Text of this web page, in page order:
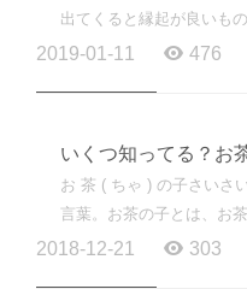
出てくると縁起が良いも
) の 計 ( けい ) は 元旦 (
2019-01-11 476
いくつ知ってる？お
お 茶 ( ちゃ ) の子さいさ
言葉。お茶の子とは、お
いさいは、はやし言葉で
2018-12-21 303